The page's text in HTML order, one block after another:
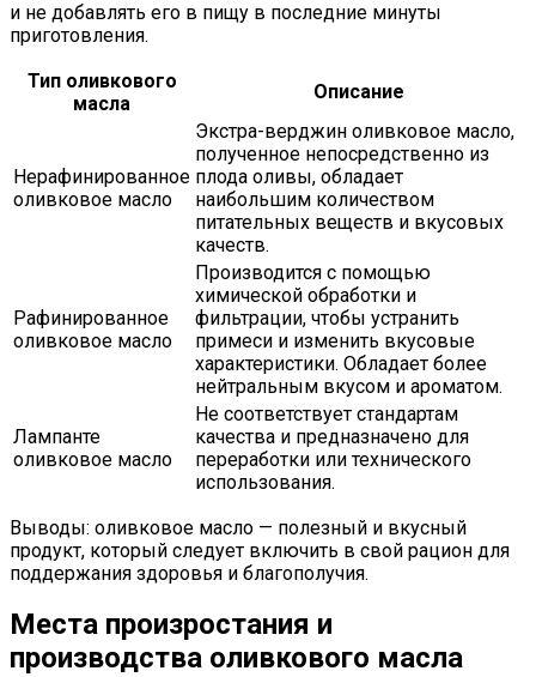
и не добавлять его в пищу в последние минуты
приготовления.
Тип оливкового
масла
Описание
Нерафинированное
оливковое масло
Экстра-верджин оливковое масло,
полученное непосредственно из
плода оливы, обладает
наибольшим количеством
питательных веществ и вкусовых
качеств.
Рафинированное
оливковое масло
Производится с помощью
химической обработки и
фильтрации, чтобы устранить
примеси и изменить вкусовые
характеристики. Обладает более
нейтральным вкусом и ароматом.
Лампанте
оливковое масло
Не соответствует стандартам
качества и предназначено для
переработки или технического
использования.
Выводы: оливковое масло — полезный и вкусный
продукт, который следует включить в свой рацион для
поддержания здоровья и благополучия.
Места произростания и
производства оливкового масла